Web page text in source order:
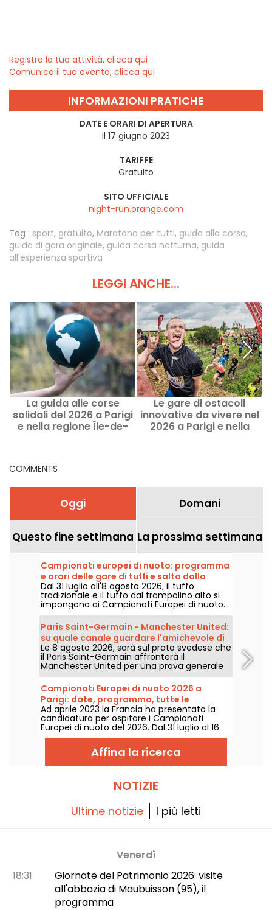
Registra la tua attività, clicca qui
Comunica il tuo evento, clicca qui
INFORMAZIONI PRATICHE
DATE E ORARI DI APERTURA
Il 17 giugno 2023
TARIFFE
Gratuito
SITO UFFICIALE
night-run.orange.com
Tag : sport, gratuito, Maratona per tutti, guida alla corsa,
guida di gara originale, guida corsa notturna, guida
all'esperienza sportiva
LEGGI ANCHE...
La guida alle corse
solidali del 2026 a Parigi
e nella regione Île-de-
Le gare di ostacoli
innovative da vivere nel
2026 a Parigi e nella
COMMENTS
Oggi Domani
Questo fine settimana La prossima settimana
Campionati europei di nuoto: programma
e orari delle gare di tuffi e salto dalla
piattaforma
Dal 31 luglio all'8 agosto 2026, il tuffo
tradizionale e il tuffo dal trampolino alto si
impongono ai Campionati Europei di nuoto.
Tra la piscina olimpica di Saint-Denis e lo
scenario naturale della Senna, i migliori
tuffatori del continente si lanceranno in
acrobazie mozzafiato.
Paris Saint-Germain - Manchester United:
su quale canale guardare l'amichevole di
pre-stagione?
Le 8 agosto 2026, sarà sul prato svedese che
il Paris Saint-Germain affronterà il
Manchester United per una prova generale
in vista della nuova stagione. Una sfida
storica e un duello di prestigio dopo la
Coppa del Mondo di calcio. Su quale canale
seguire i due incontri amichevoli?
Campionati Europei di nuoto 2026 a
Parigi: date, programma, tutte le
informazioni sulla competizione
Ad aprile 2023 la Francia ha presentato la
candidatura per ospitare i Campionati
Europei di nuoto del 2026. Dal 31 luglio al 16
agosto, il Centro Acquatico Olimpico vi
aspetta per sostenere i nostri nuotatori.
Ecco tutte le informazioni da conoscere
sulla competizione e sulle prove!
Affina la ricerca
NOTIZIE
Ultime notizie I più letti
Venerdì
18:31
Giornate del Patrimonio 2026: visite
all'abbazia di Maubuisson (95), il
programma